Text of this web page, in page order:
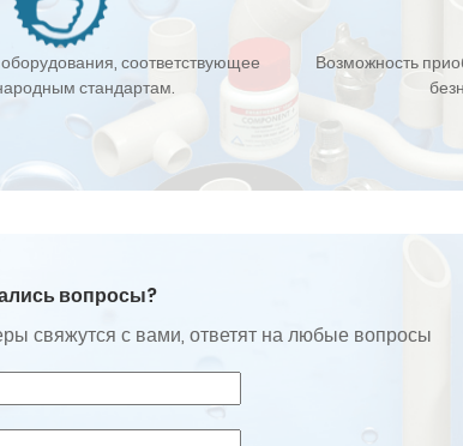
соответствующее
стандартам.
Возможность
вопросы?
свяжутся с вами, ответят на любые вопросы